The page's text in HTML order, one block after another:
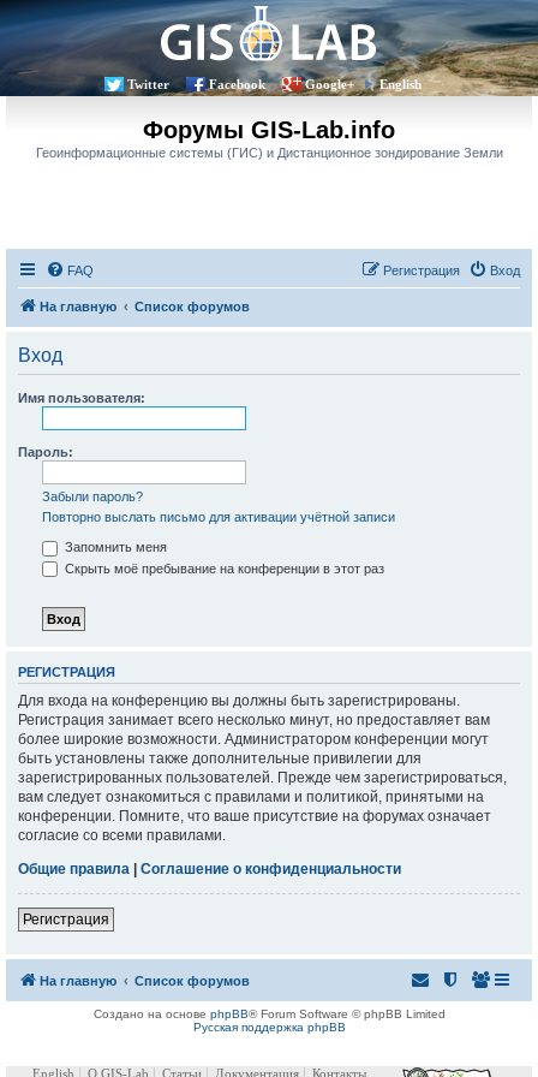
Twitter Facebook Google+ English
Форумы GIS-Lab.info
Геоинформационные системы (ГИС) и Дистанционное зондирование Земли
FAQ Вход
Регистрация
На главную Список форумов
Вход
Имя пользователя:
Пароль:
Забыли пароль?
Повторно выслать письмо для активации учётной записи
Запомнить меня
Скрыть моё пребывание на конференции в этот раз
РЕГИСТРАЦИЯ
Для входа на конференцию вы должны быть зарегистрированы.
Регистрация занимает всего несколько минут, но предоставляет вам
более широкие возможности. Администратором конференции могут
быть установлены также дополнительные привилегии для
зарегистрированных пользователей. Прежде чем зарегистрироваться,
вам следует ознакомиться с правилами и политикой, принятыми на
конференции. Помните, что ваше присутствие на форумах означает
согласие со всеми правилами.
Общие правила | Соглашение о конфиденциальности
Регистрация
На главную Список форумов
Создано на основе phpBB® Forum Software © phpBB Limited
Русская поддержка phpBB
English О GIS-Lab Статьи Документация Контакты